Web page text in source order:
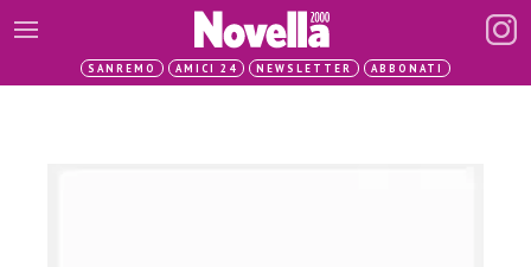
SANREMO AMICI 24 NEWSLETTER ABBONATI